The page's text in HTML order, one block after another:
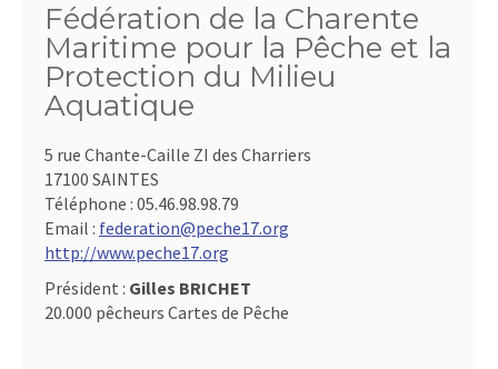
Fédération de la Charente
Maritime pour la Pêche et la
Protection du Milieu
Aquatique
5 rue Chante-Caille ZI des Charriers
17100 SAINTES
Téléphone : 05.46.98.98.79
Email : federation@peche17.org
http://www.peche17.org
Président : Gilles BRICHET
20.000 pêcheurs Cartes de Pêche